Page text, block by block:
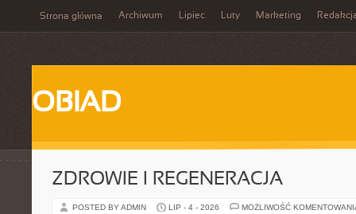
Strona główna Archiwum Lipiec Luty Marketing
OBIAD
ZDROWIE I REGENERACJA
POSTED BY ADMIN LIP - 4 - 2026 MOŻLIWOŚĆ